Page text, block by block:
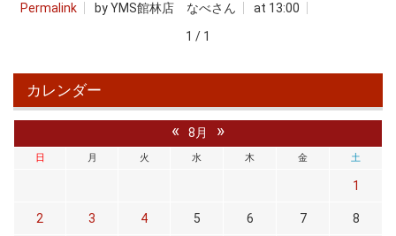
Permalink by YMS館林店 なべさん
at 13:00
1 / 1
カレンダー
« 8月 »
日 月 火 水 木 金 土
1
2 3 4 5 6 7 8